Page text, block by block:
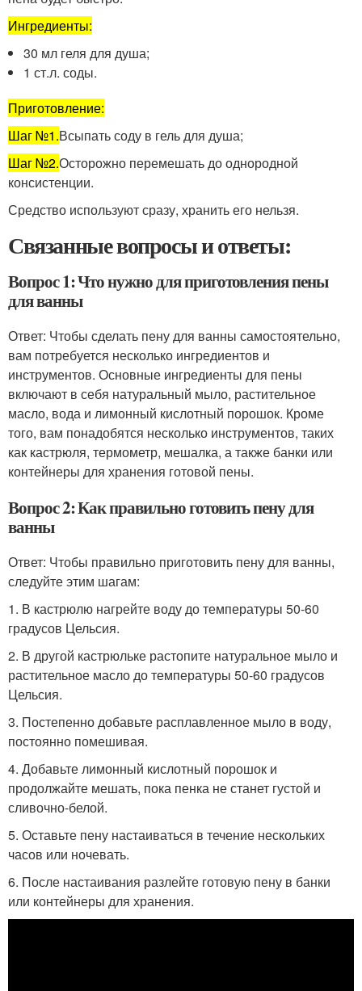
Ингредиенты:
30 мл геля для душа;
1 ст.л. соды.
Приготовление:
Шаг №1.Всыпать соду в гель для душа;
Шаг №2.Осторожно перемешать до однородной
консистенции.
Средство используют сразу, хранить его нельзя.
Связанные вопросы и ответы:
Вопрос 1: Что нужно для приготовления пены
для ванны
Ответ: Чтобы сделать пену для ванны самостоятельно,
вам потребуется несколько ингредиентов и
инструментов. Основные ингредиенты для пены
включают в себя натуральный мыло, растительное
масло, вода и лимонный кислотный порошок. Кроме
того, вам понадобятся несколько инструментов, таких
как кастрюля, термометр, мешалка, а также банки или
контейнеры для хранения готовой пены.
Вопрос 2: Как правильно готовить пену для
ванны
Ответ: Чтобы правильно приготовить пену для ванны,
следуйте этим шагам:
1. В кастрюлю нагрейте воду до температуры 50-60
градусов Цельсия.
2. В другой кастрюльке растопите натуральное мыло и
растительное масло до температуры 50-60 градусов
Цельсия.
3. Постепенно добавьте расплавленное мыло в воду,
постоянно помешивая.
4. Добавьте лимонный кислотный порошок и
продолжайте мешать, пока пенка не станет густой и
сливочно-белой.
5. Оставьте пену настаиваться в течение нескольких
часов или ночевать.
6. После настаивания разлейте готовую пену в банки
или контейнеры для хранения.